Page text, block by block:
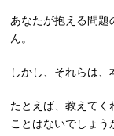
あなたが抱える問
ん。
しかし、それらは
たとえば、教えてく
ことはないでしょう